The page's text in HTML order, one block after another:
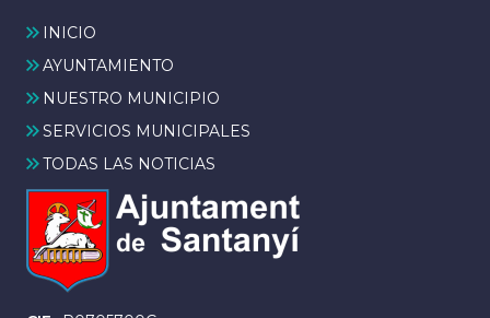
INICIO
AYUNTAMIENTO
NUESTRO MUNICIPIO
SERVICIOS MUNICIPALES
TODAS LAS NOTICIAS